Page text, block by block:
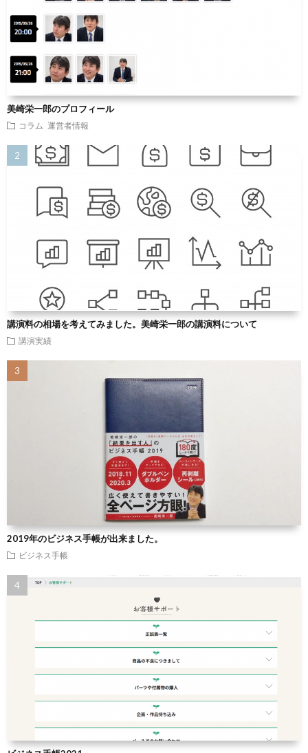
美崎栄一郎のプロフィール
コラム 運営者情報
講演料の相場を考えてみました。美崎栄一郎の講演料について
講演実績
2019年のビジネス手帳が出来ました。
ビジネス手帳